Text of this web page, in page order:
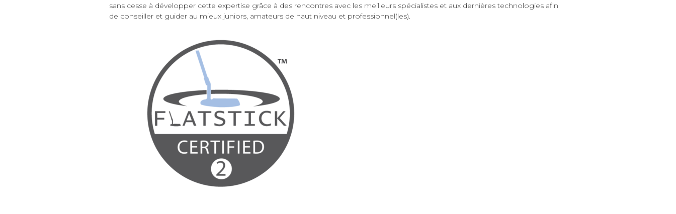
sans cesse à développer cette expertise grâce à des rencontres avec les meilleurs spécialistes et aux dernières technologies afin
de conseiller et guider au mieux juniors, amateurs de haut niveau et professionnel(les).